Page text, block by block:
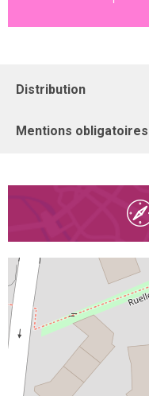
Distribution
Mentions obligatoires